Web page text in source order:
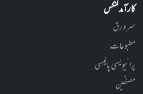
کارآمد لنکس
سر ورق
مطبوعات
پرائیویسی پالیسی
مصنفین